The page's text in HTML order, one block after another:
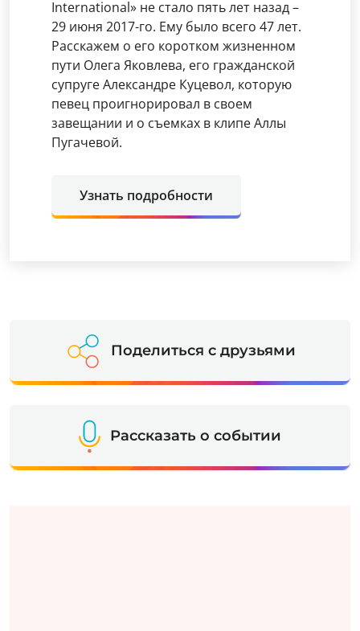
International» не стало пять лет назад –
29 июня 2017-го. Ему было всего 47 лет.
Расскажем о его коротком жизненном
пути Олега Яковлева, его гражданской
супруге Александре Куцевол, которую
певец проигнорировал в своем
завещании и о съемках в клипе Аллы
Пугачевой.
Узнать подробности
Поделиться с друзьями
Рассказать о событии